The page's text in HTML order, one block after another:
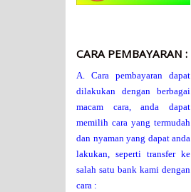
CARA PEMBAYARAN :
A. Cara pembayaran dapat
dilakukan dengan berbagai
macam cara, anda dapat
memilih cara yang termudah
dan nyaman yang dapat anda
lakukan, seperti transfer ke
salah satu bank kami dengan
cara :